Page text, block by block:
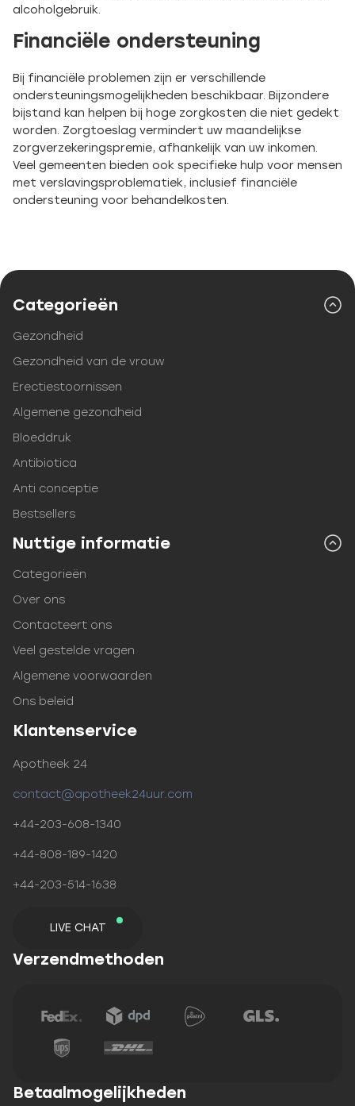
alcoholgebruik.
Financiële ondersteuning
Bij financiële problemen zijn er verschillende
ondersteuningsmogelijkheden beschikbaar. Bijzondere
bijstand kan helpen bij hoge zorgkosten die niet gedekt
worden. Zorgtoeslag vermindert uw maandelijkse
zorgverzekeringspremie, afhankelijk van uw inkomen.
Veel gemeenten bieden ook specifieke hulp voor mensen
met verslavingsproblematiek, inclusief financiële
ondersteuning voor behandelkosten.
Categorieën
Gezondheid
Gezondheid van de vrouw
Erectiestoornissen
Algemene gezondheid
Bloeddruk
Antibiotica
Anti conceptie
Bestsellers
Nuttige informatie
Categorieën
Over ons
Contacteert ons
Veel gestelde vragen
Algemene voorwaarden
Ons beleid
Klantenservice
Apotheek 24
contact@apotheek24uur.com
+44-203-608-1340
+44-808-189-1420
+44-203-514-1638
LIVE CHAT
Verzendmethoden
Betaalmogelijkheden